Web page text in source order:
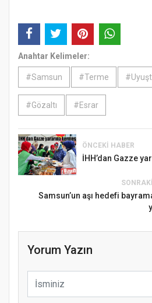
Anahtar Kelimeler:
#Samsun #Terme
#Gözaltı #Esrar
ÖNCEKI HABER
İHH’dan Gazze
Samsun’un aşı hedefi
Yorum Yazın